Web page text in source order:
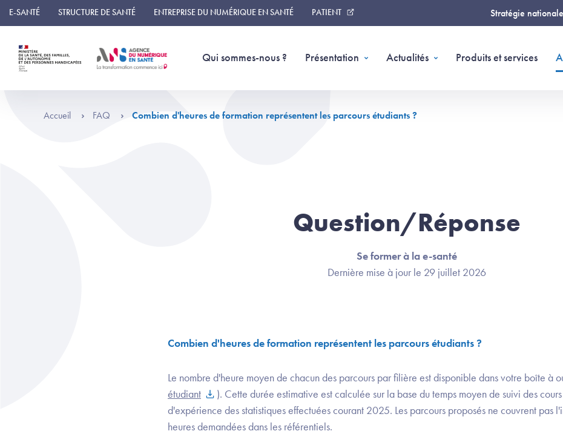
Panneau de gestion des cookies
E-SANTÉ STRUCTURE DE SANTÉ ENTREPRISE DU NUMÉRIQUE EN SANTÉ PATIENT Stratégie nationale
Qui sommes-nous ? Présentation Actualités Produits et services
Accueil FAQ Combien d'heures de formation représentent les parcours étudiants ?
Question/Réponse
Se former à la e-santé
Dernière mise à jour le 29 juillet 2026
Combien d'heures de formation représentent les parcours étudiants ?
Le nombre d'heure moyen de chacun des parcours par filière est disponible dans votre boîte à
étudiant
). Cette durée estimative est calculée sur la base du temps moyen de suivi des
d'expérience des statistiques effectuées courant 2025. Les parcours proposés ne couvrent pas
heures demandées dans les référentiels.